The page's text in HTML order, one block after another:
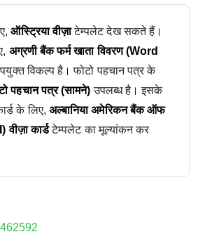
ऑस्ट्रिया वीज़ाटेम्पलेट देख सकते हैं।
अग्रणी बैंक फर्म खाता विवरण (Word
विकल्प है। फोटो पहचान पत्र के
पहचान पत्र (सामने) उपलब्ध है। इसके
के लिए, अल्बानिया अमेरिकन बैंक ऑफ
कार्डटेम्पलेट का मूल्यांकन कर